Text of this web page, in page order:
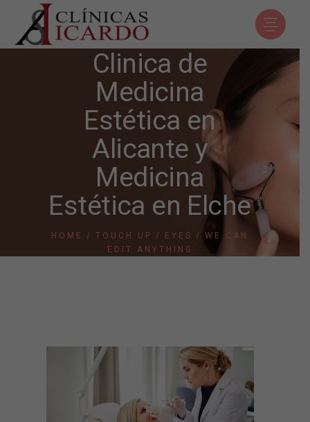
Clinica de
Medicina
Estética en
Alicante y
Medicina
Estética en Elche
HOME TOUCH UP EYES
WE CAN
EDIT ANYTHING